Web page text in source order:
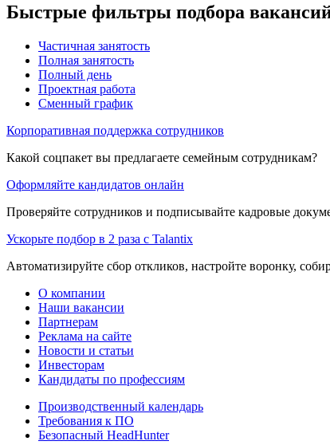
Быстрые фильтры подбора
Частичная занятость
Полная занятость
Полный день
Проектная работа
Сменный график
Корпоративная поддержка сотрудников
Какой соцпакет вы предлагаете семейным сотрудникам?
Оформляйте кандидатов онлайн
Проверяйте сотрудников и подписывайте кадровые
Ускорьте подбор в 2 раза с Talantix
Автоматизируйте сбор откликов, настройте воронку,
О компании
Наши вакансии
Партнерам
Реклама на сайте
Новости и статьи
Инвесторам
Кандидаты по профессиям
Производственный календарь
Требования к ПО
Безопасный HeadHunter